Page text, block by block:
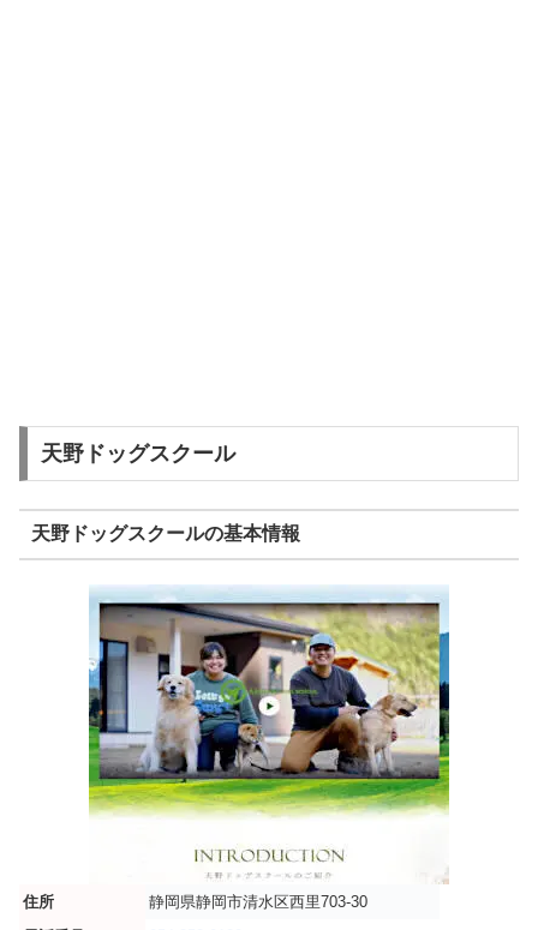
天野ドッグスクール
天野ドッグスクールの基本情報
住所
静岡県静岡市清水区西里703-30